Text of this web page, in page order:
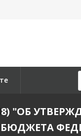
"ОБ
БЮДЖЕТА